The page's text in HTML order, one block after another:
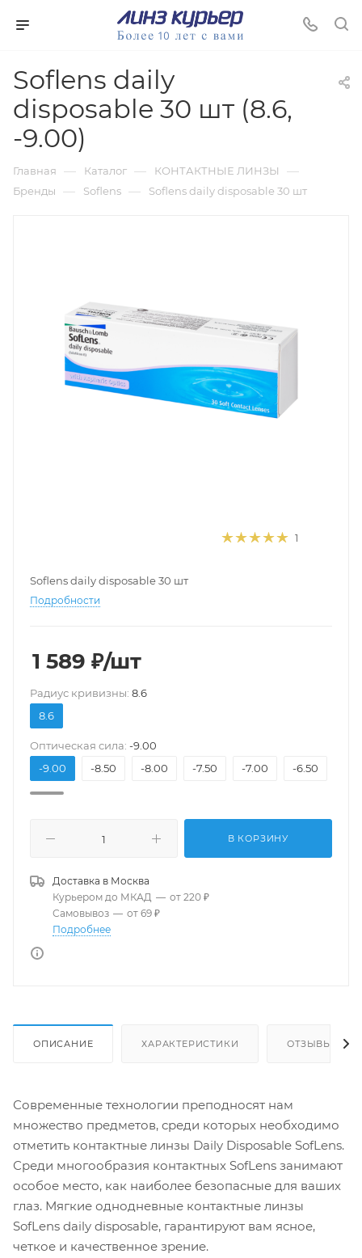
Soflens daily
disposable 30 шт (8.6,
-9.00)
Главная — Каталог — КОНТАКТНЫЕ ЛИНЗЫ —
Бренды — Soflens — Soflens daily disposable 30 шт
1
Soflens daily disposable 30 шт
Подробности
1 589 ₽/шт
Pадиус кривизны: 8.6
8.6
Оптическая сила: -9.00
-9.00
-8.50 -8.00 -7.50 -7.00 -6.50
В КОРЗИНУ
Доставка в Москва
Курьером до МКАД — от 220 ₽
Самовывоз — от 69 ₽
Подробнее
ОПИСАНИЕ ХАРАКТЕРИСТИКИ ОТЗЫВЫ(1)
Современные технологии преподносят нам
множество предметов, среди которых необходимо
отметить контактные линзы Daily Disposable SofLens.
Среди многообразия контактных SofLens занимают
особое место, как наиболее безопасные для ваших
глаз. Мягкие однодневные контактные линзы
SofLens daily disposable, гарантируют вам ясное,
четкое и качественное зрение.